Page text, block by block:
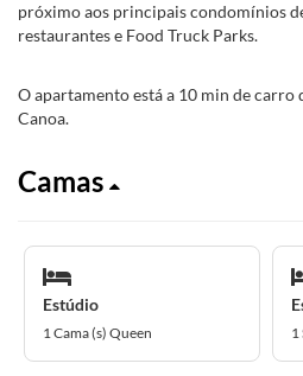
próximo aos principais condomínios
restaurantes e Food Truck Parks.
O apartamento está a 10 min de carro
Canoa.
Camas
Estúdio
1 Cama (s) Queen 1